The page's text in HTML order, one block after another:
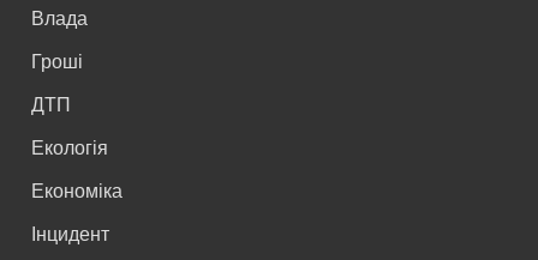
Влада
Гроші
ДТП
Екологія
Економіка
Інцидент